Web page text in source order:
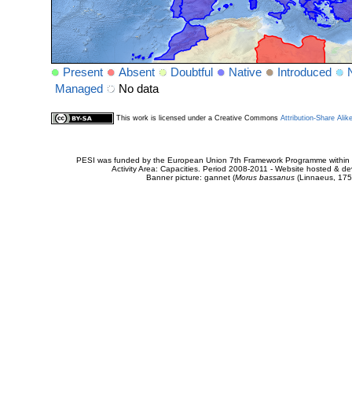
Present Absent Doubtful Native Introduced
Managed
No data
This work is licensed under a Creative Commons Attribution-Share
PESI was funded by the European Union 7th Framework Programme
Activity Area: Capacities. Period 2008-2011 - Website hosted &
Banner picture: gannet (Morus bassanus(Linnaeus,